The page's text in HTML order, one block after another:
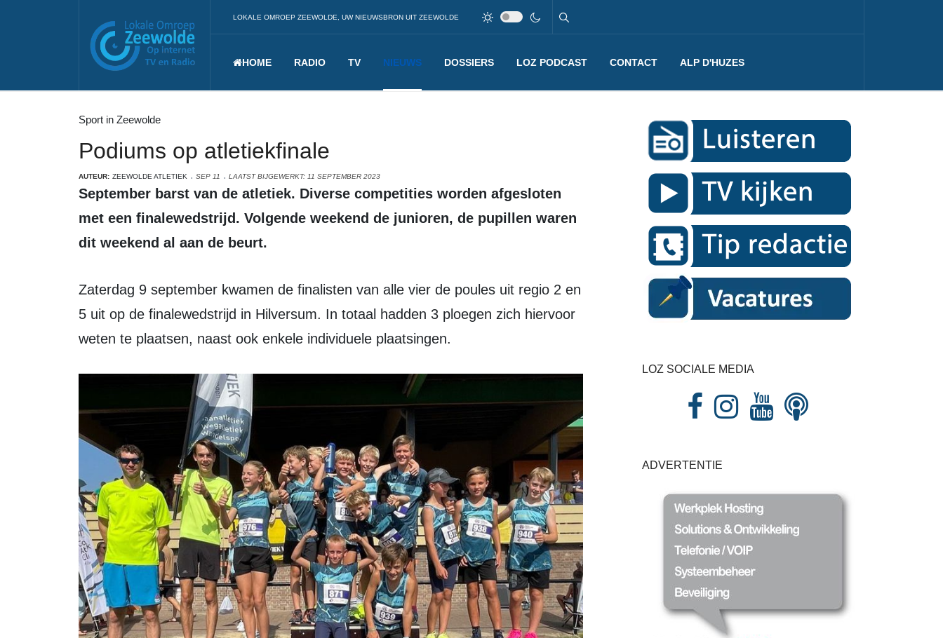
LOKALE OMROEP ZEEWOLDE, UW NIEUWSBRON UIT ZEEWOLDE
HOME RADIO TV NIEUWS DOSSIERS LOZ PODCAST CONTACT ALP D'HUZES
Sport in Zeewolde
Podiums op atletiekfinale
AUTEUR: ZEEWOLDE ATLETIEK SEP 11 LAATST BIJGEWERKT: 11 SEPTEMBER 2023
September barst van de atletiek. Diverse competities worden afgesloten
met een finalewedstrijd. Volgende weekend de junioren, de pupillen waren
dit weekend al aan de beurt.
Zaterdag 9 september kwamen de finalisten van alle vier de poules uit regio 2 en
5 uit op de finalewedstrijd in Hilversum. In totaal hadden 3 ploegen zich hiervoor
weten te plaatsen, naast ook enkele individuele plaatsingen.
LOZ SOCIALE MEDIA
ADVERTENTIE